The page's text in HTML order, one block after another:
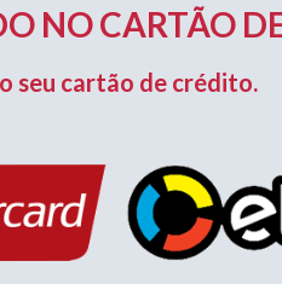
NO CARTÃO
seu cartão de crédito.